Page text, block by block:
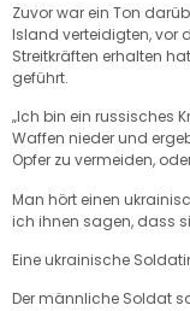
Zuvor war ein Ton
Island verteidigten, vor
Streitkräften erhalten
geführt.
„Ich bin ein russisches
Waffen nieder und
Opfer zu vermeiden,
Man hört einen
ich ihnen sagen, dass
Eine ukrainische
Der männliche Soldat